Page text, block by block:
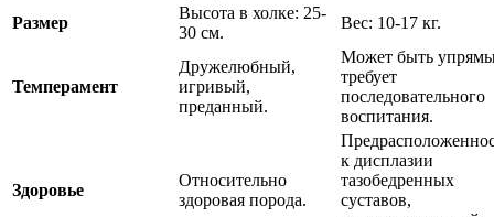
Размер
Высота в холке: 25-
30 см.
Вес: 10-17 кг.
Темперамент
Дружелюбный,
игривый,
преданный.
Может быть
требует
последовательного
воспитания.
Здоровье
Относительно
здоровая порода.
к дисплазии
тазобедренных
суставов,